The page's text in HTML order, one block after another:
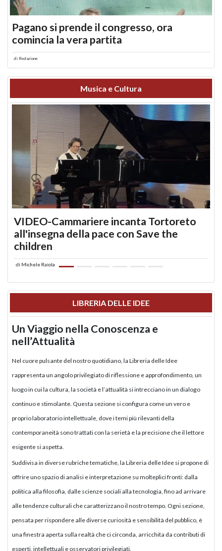
Pagano si prende il congresso, ora
comincia la vera partita
di Redazione
Musica e Cultura
VIDEO-Cammariere incanta Tortoreto
all'insegna della pace con Save the
children
di Michele Raiola
LIBRERIA DELLE IDEE
Un Viaggio nella Conoscenza e
nell’Attualità
Nel cuore pulsante del nostro quotidiano, la Libreria delle Idee
rappresenta un angolo privilegiato di riflessione e approfondimento, un
luogo in cui la cultura, la società e l’attualità si intrecciano in un dialogo
continuo e stimolante. Questa sezione si configura come un vero e
proprio laboratorio intellettuale, dove i temi più rilevanti della
contemporaneità sono trattati con la serietà e la precisione che il lettore
esigente si aspetta.
Suddivisa in diverse rubriche tematiche, la Libreria delle Idee si propone di
offrire uno spazio di analisi e interpretazione su molteplici fronti: dalla
politica alla filosofia, dalle scienze sociali alla tecnologia, fino ad arrivare
alle tendenze culturali che caratterizzano il nostro tempo. Ogni sezione,
pensata per rispondere alle diverse curiosità e sensibilità del pubblico, è
una finestra aperta sulla realtà che ci circonda, arricchita da contributi di
esperti, intellettuali e osservatori privilegiati.